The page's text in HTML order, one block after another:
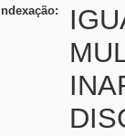
Indexação: